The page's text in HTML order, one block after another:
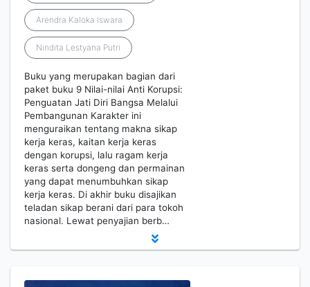
Arendra Kaloka Iswara
Nindita Lestyana Putri
Buku yang merupakan bagian dari
paket buku 9 Nilai-nilai Anti Korupsi:
Penguatan Jati Diri Bangsa Melalui
Pembangunan Karakter ini
menguraikan tentang makna sikap
kerja keras, kaitan kerja keras
dengan korupsi, lalu ragam kerja
keras serta dongeng dan permainan
yang dapat menumbuhkan sikap
kerja keras. Di akhir buku disajikan
teladan sikap berani dari para tokoh
nasional. Lewat penyajian berb…